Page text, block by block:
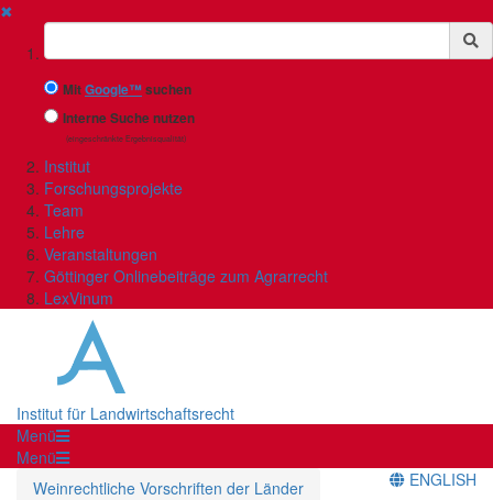
✖
Suchbegriff
MitGoogle™suchen
Interne Suche nutzen
(eingeschränkte Ergebnisqualität)
Institut
Forschungsprojekte
Team
Lehre
Veranstaltungen
Göttinger Onlinebeiträge zum Agrarrecht
LexVinum
Institut für Landwirtschaftsrecht
Menü
Menü
Weinrechtliche Vorschriften der Länder
ENGLISH